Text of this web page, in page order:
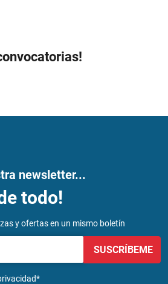
newsletter...
todo!
y ofertas en un mismo boletín
SUSCRÍBEME